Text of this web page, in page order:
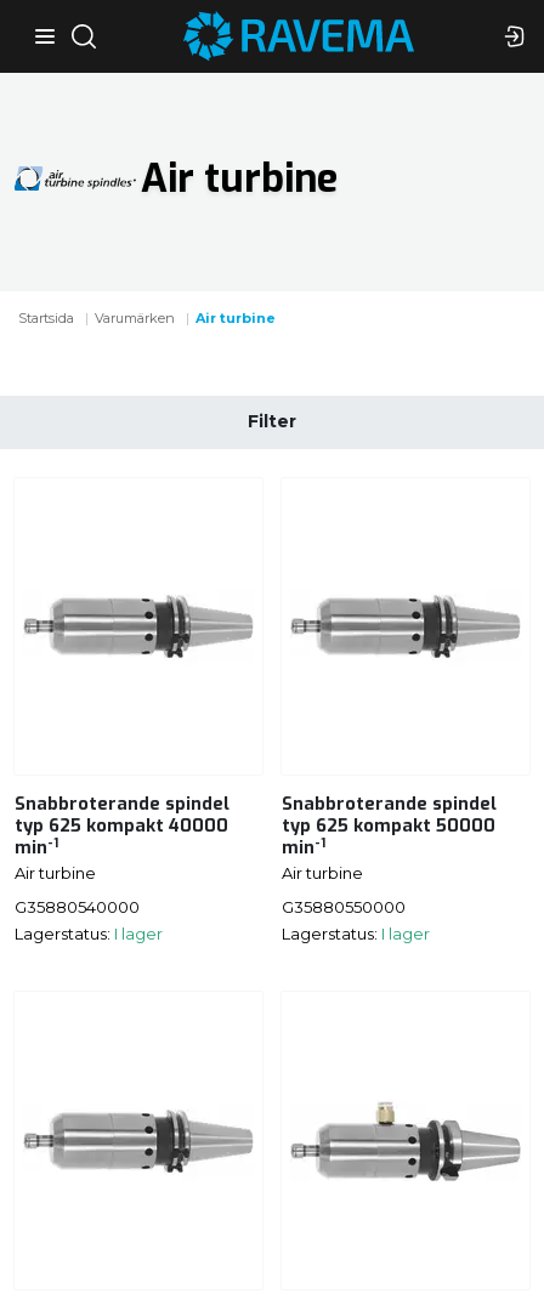
Startsida Varumärken Air turbine
Air turbine
Filter
Snabbroterande spindel
typ 625 kompakt 40000
min-1
Air turbine
G35880540000
Lagerstatus: I lager
Snabbroterande spindel
typ 625 kompakt 50000
min-1
Air turbine
G35880550000
Lagerstatus: I lager